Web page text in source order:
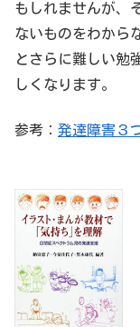
もしれませんが、
ないものをわから
とさらに難しい勉
しくなります。
参考： 発達障害３